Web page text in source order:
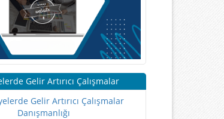
Gelir Artırıcı Çalışmalar